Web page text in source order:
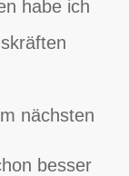
habe ich
nächsten
besser